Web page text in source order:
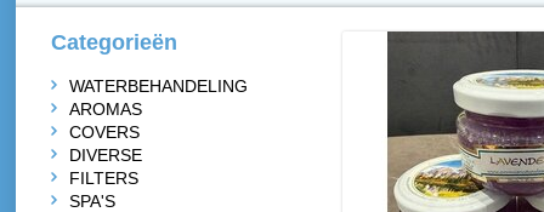
Categorieën
WATERBEHANDELING
AROMAS
COVERS
DIVERSE
FILTERS
SPA'S